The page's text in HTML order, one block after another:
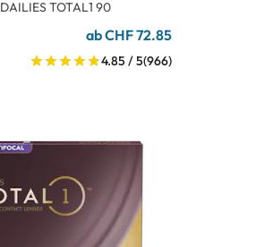
DAILIES TOTAL1 90
ab CHF 72.85
4.85 / 5(966)